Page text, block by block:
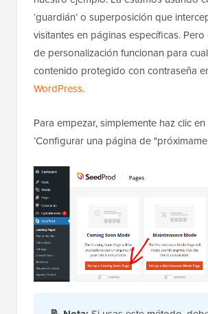
‘guardián’ o superposición que
visitantes en páginas específicas. Pero
de personalización funcionan para
contenido protegido con contraseña
WordPress.
Para empezar, simplemente haz clic
‘Configurar una página de